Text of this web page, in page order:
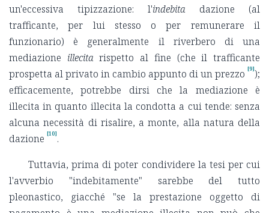
un'eccessiva tipizzazione: l'indebita dazione (al
trafficante, per lui stesso o per remunerare il
funzionario) è generalmente il riverbero di una
mediazione illecitarispetto al fine (che il trafficante
prospetta al privato in cambio appunto di un prezzo [9]);
efficacemente, potrebbe dirsi che la mediazione è
illecita in quanto illecita la condotta a cui tende: senza
alcuna necessità di risalire, a monte, alla natura della
dazione [10].
Tuttavia, prima di poter condividere la tesi per cui
l'avverbio "indebitamente" sarebbe del tutto
pleonastico, giacché "se la prestazione oggetto di